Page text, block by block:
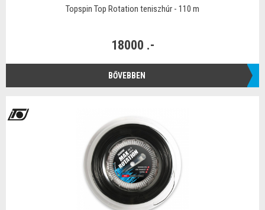
Topspin Top Rotation teniszhúr - 110 m
18000 .-
BŐVEBBEN